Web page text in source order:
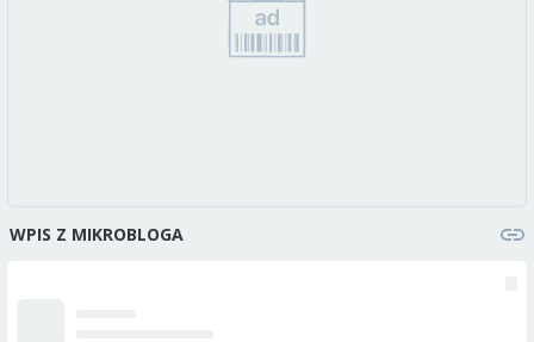
WPIS Z MIKROBLOGA